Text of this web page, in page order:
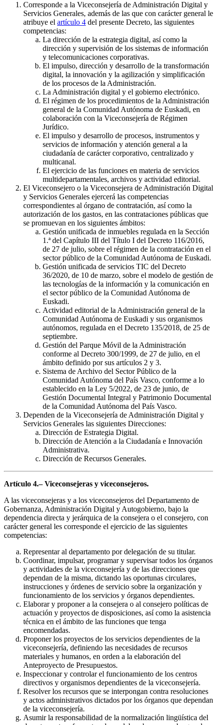
Corresponde a la Viceconsejería de Administración Digital y
Servicios Generales, además de las que con carácter general le
atribuye el artículo 4 del presente Decreto, las siguientes
competencias:
La dirección de la estrategia digital, así como la
dirección y supervisión de los sistemas de información
y telecomunicaciones corporativas.
El impulso, dirección y desarrollo de la transformación
digital, la innovación y la agilización y simplificación
de los procesos de la Administración.
La Administración digital y el gobierno electrónico.
El régimen de los procedimientos de la Administración
general de la Comunidad Autónoma de Euskadi, en
colaboración con la Viceconsejería de Régimen
Jurídico.
El impulso y desarrollo de procesos, instrumentos y
servicios de información y atención general a la
ciudadanía de carácter corporativo, centralizado y
multicanal.
El ejercicio de las funciones en materia de servicios
multidepartamentales, archivos y actividad editorial.
El Viceconsejero o la Viceconsejera de Administración Digital
y Servicios Generales ejercerá las competencias
correspondientes al órgano de contratación, así como la
autorización de los gastos, en las contrataciones públicas que
se promuevan en los siguientes ámbitos:
Gestión unificada de inmuebles regulada en la Sección
1.ª del Capítulo III del Título I del Decreto 116/2016,
de 27 de julio, sobre el régimen de la contratación en el
sector público de la Comunidad Autónoma de Euskadi.
Gestión unificada de servicios TIC del Decreto
36/2020, de 10 de marzo, sobre el modelo de gestión de
las tecnologías de la información y la comunicación en
el sector público de la Comunidad Autónoma de
Euskadi.
Actividad editorial de la Administración general de la
Comunidad Autónoma de Euskadi y sus organismos
autónomos, regulada en el Decreto 135/2018, de 25 de
septiembre.
Gestión del Parque Móvil de la Administración
conforme al Decreto 300/1999, de 27 de julio, en el
ámbito definido por sus artículos 2 y 3.
Sistema de Archivo del Sector Público de la
Comunidad Autónoma del País Vasco, conforme a lo
establecido en la Ley 5/2022, de 23 de junio, de
Gestión Documental Integral y Patrimonio Documental
de la Comunidad Autónoma del País Vasco.
Dependen de la Viceconsejería de Administración Digital y
Servicios Generales las siguientes Direcciones:
Dirección de Estrategia Digital.
Dirección de Atención a la Ciudadanía e Innovación
Administrativa.
Dirección de Recursos Generales.
Artículo 4.– Viceconsejeras y viceconsejeros.
A las viceconsejeras y a los viceconsejeros del Departamento de
Gobernanza, Administración Digital y Autogobierno, bajo la
dependencia directa y jerárquica de la consejera o el consejero, con
carácter general les corresponde el ejercicio de las siguientes
competencias:
Representar al departamento por delegación de su titular.
Coordinar, impulsar, programar y supervisar todos los órganos
y actividades de la viceconsejería y de las direcciones que
dependan de la misma, dictando las oportunas circulares,
instrucciones y órdenes de servicio sobre la organización y
funcionamiento de los servicios y órganos dependientes.
Elaborar y proponer a la consejera o al consejero políticas de
actuación y proyectos de disposiciones, así como la asistencia
técnica en el ámbito de las funciones que tenga
encomendadas.
Proponer los proyectos de los servicios dependientes de la
viceconsejería, definiendo las necesidades de recursos
materiales y humanos, en orden a la elaboración del
Anteproyecto de Presupuestos.
Inspeccionar y controlar el funcionamiento de los centros
directivos y organismos dependientes de la viceconsejería.
Resolver los recursos que se interpongan contra resoluciones
y actos administrativos dictados por los órganos que dependan
de la viceconsejería.
Asumir la responsabilidad de la normalización lingüística del